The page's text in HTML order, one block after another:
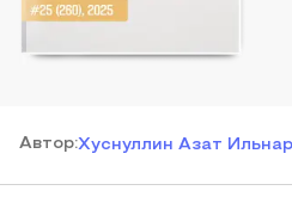
Автор:Хуснуллин Азат